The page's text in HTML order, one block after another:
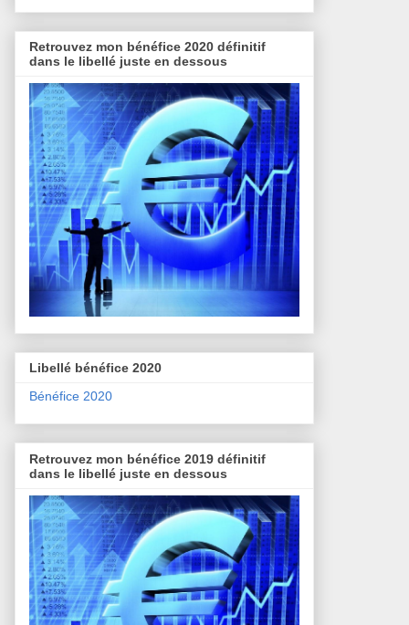
Retrouvez mon bénéfice 2020 définitif
dans le libellé juste en dessous
Libellé bénéfice 2020
Bénéfice 2020
Retrouvez mon bénéfice 2019 définitif
dans le libellé juste en dessous